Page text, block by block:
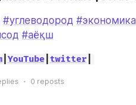
#углеводород #экономика
#аёқш
| YouTube| twitter|
0 reposts